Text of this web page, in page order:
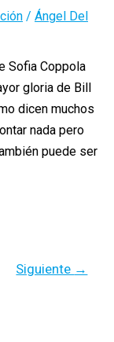
/ Ángel Del
Sofia Coppola
gloria de Bill
dicen muchos
nada pero
puede ser
Siguiente →